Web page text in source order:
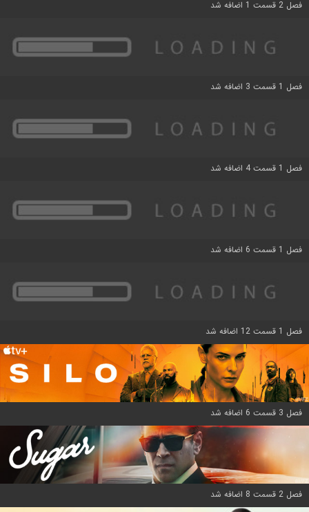
فصل 2 قسمت 1 اضافه شد
فصل 1 قسمت 3 اضافه شد
فصل 1 قسمت 4 اضافه شد
فصل 1 قسمت 6 اضافه شد
فصل 1 قسمت 12 اضافه شد
فصل 3 قسمت 6 اضافه شد
فصل 2 قسمت 8 اضافه شد